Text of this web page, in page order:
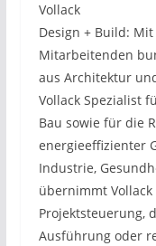
Vollack
Design + Build:
Mitarbeitenden
aus Architektur
Vollack Spezialist
Bau sowie für die
energieeffizienter
Industrie,
übernimmt
Projektsteuerung,
Ausführung oder